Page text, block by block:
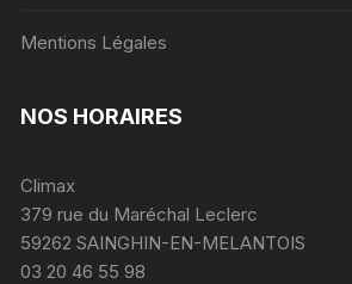
Mentions Légales
NOS HORAIRES
Climax
379 rue du Maréchal Leclerc
59262 SAINGHIN-EN-MELANTOIS
03 20 46 55 98